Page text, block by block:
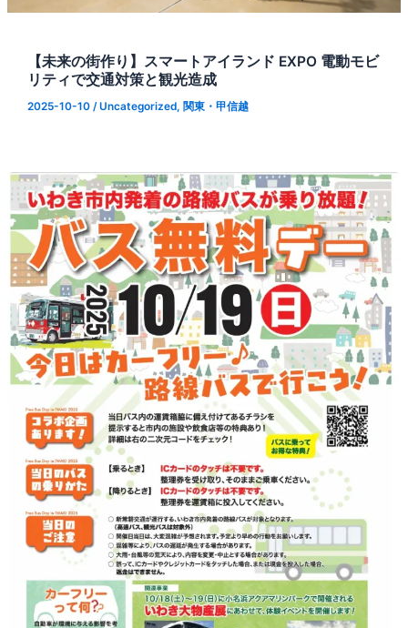
【未来の街作り】スマートアイランド EXPO 電動モビ
リティで交通対策と観光造成
2025-10-10 /Uncategorized, 関東・甲信越